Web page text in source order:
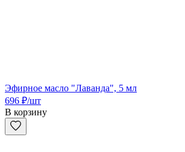
Эфирное масло "Лаванда", 5 мл
696 ₽/шт
В корзину